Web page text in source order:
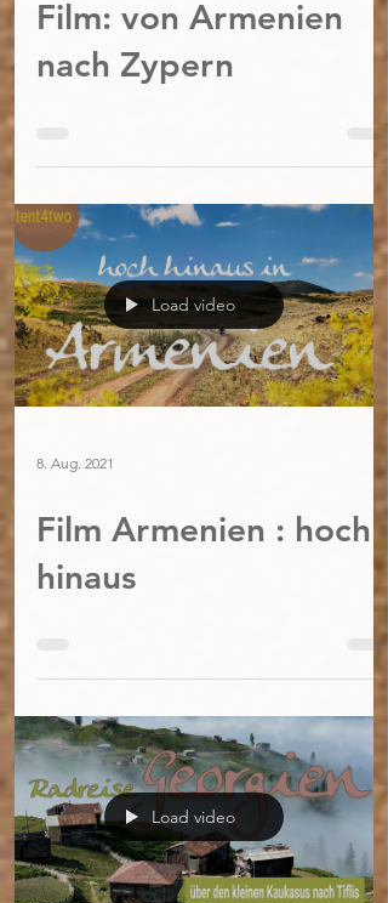
Film: von Armenien
nach Zypern
Load video
8. Aug. 2021
Film Armenien : hoch
hinaus
Load video